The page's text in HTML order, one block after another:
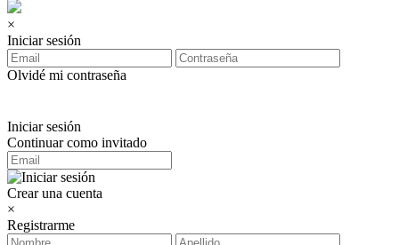
×
Iniciar sesión
Olvidé mi contraseña
Iniciar sesión
Continuar como invitado
Crear una cuenta
×
Registrarme